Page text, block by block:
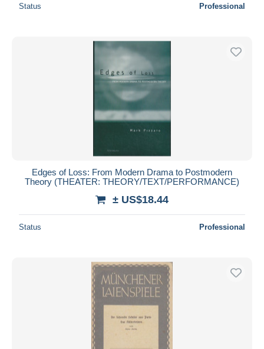
Status Professional
Edges of Loss: From Modern Drama to Postmodern
Theory (THEATER: THEORY/TEXT/PERFORMANCE)
± US$18.44
Status Professional